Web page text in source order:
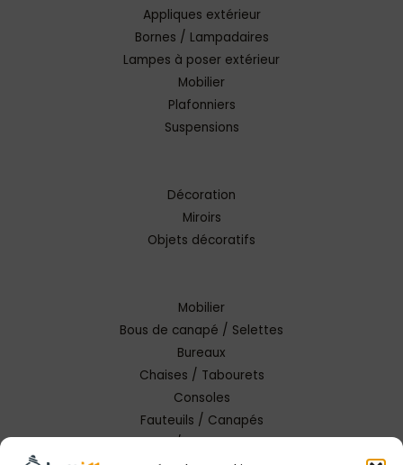
Appliques extérieur
Bornes / Lampadaires
Lampes à poser extérieur
Mobilier
Plafonniers
Suspensions
Décoration
Miroirs
Objets décoratifs
Mobilier
Bous de canapé / Selettes
Bureaux
Chaises / Tabourets
Consoles
Fauteuils / Canapés
Tables / Tables basses